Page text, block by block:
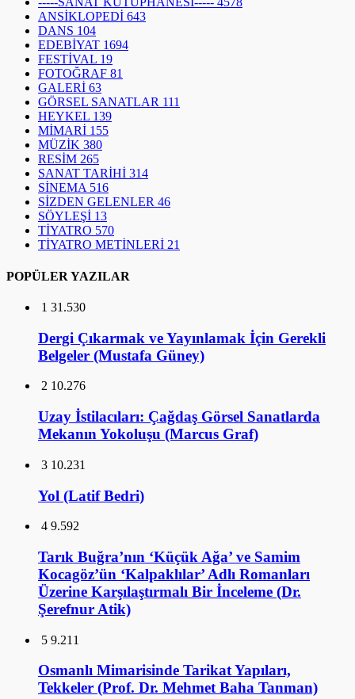
ANSİKLOPEDİ 643
DANS 104
EDEBİYAT 1694
FESTİVAL 19
FOTOĞRAF 81
GALERİ 63
GÖRSEL SANATLAR 111
HEYKEL 139
MİMARİ 155
MÜZİK 380
RESİM 265
SANAT TARİHİ 314
SİNEMA 516
SİZDEN GELENLER 46
SÖYLEŞİ 13
TİYATRO 570
TİYATRO METİNLERİ 21
POPÜLER YAZILAR
1 31.530
Dergi Çıkarmak ve Yayınlamak İçin Gerekli
Belgeler (Mustafa Güney)
2 10.276
Uzay İstilacıları: Çağdaş Görsel Sanatlarda
Mekanın Yokoluşu (Marcus Graf)
3 10.231
Yol (Latif Bedri)
4 9.592
Tarık Buğra’nın ‘Küçük Ağa’ ve Samim
Kocagöz’ün ‘Kalpaklılar’ Adlı Romanları
Üzerine Karşılaştırmalı Bir İnceleme (Dr.
Şerefnur Atik)
5 9.211
Osmanlı Mimarisinde Tarikat Yapıları,
Tekkeler (Prof. Dr. Mehmet Baha Tanman)